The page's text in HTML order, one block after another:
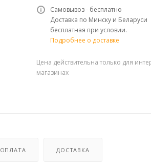
Самовывоз - бесплатно
Доставка по Минску и Беларуси
бесплатная при условии.
Подробнее о доставке
Цена действительна только для
магазинах
ОПЛАТА ДОСТАВКА